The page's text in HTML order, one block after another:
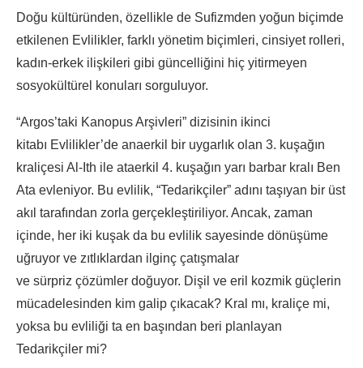
Doğu kültüründen, özellikle de Sufizmden yoğun biçimde
etkilenen Evlilikler, farklı yönetim biçimleri, cinsiyet rolleri,
kadın-erkek ilişkileri gibi güncelliğini hiç yitirmeyen
sosyokültürel konuları sorguluyor.
“Argos’taki Kanopus Arşivleri” dizisinin ikinci
kitabı Evlilikler’de anaerkil bir uygarlık olan 3. kuşağın
kraliçesi Al-Ith ile ataerkil 4. kuşağın yarı barbar kralı Ben
Ata evleniyor. Bu evlilik, “Tedarikçiler” adını taşıyan bir üst
akıl tarafından zorla gerçekleştiriliyor. Ancak, zaman
içinde, her iki kuşak da bu evlilik sayesinde dönüşüme
uğruyor ve zıtlıklardan ilginç çatışmalar
ve sürpriz çözümler doğuyor. Dişil ve eril kozmik güçlerin
mücadelesinden kim galip çıkacak? Kral mı, kraliçe mi,
yoksa bu evliliği ta en başından beri planlayan
Tedarikçiler mi?